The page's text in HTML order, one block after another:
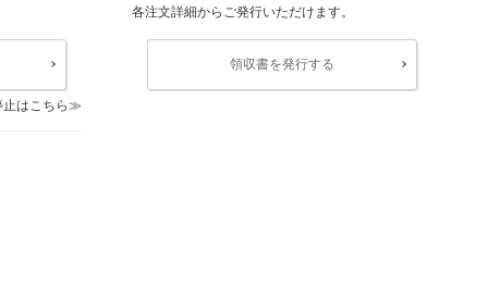
はこちら
各注文詳細からご発行いただけます。
領収書を発行する